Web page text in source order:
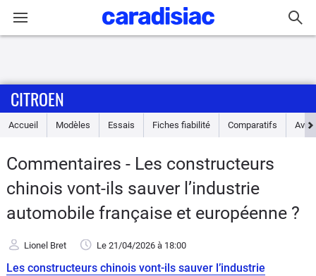
Accueil
Essais
Guide
d'achat
CITROEN
Accueil Modèles Essais Fiches fiabilité Comparatifs Avis
Commentaires - Les constructeurs
chinois vont-ils sauver l’industrie
automobile française et européenne ?
Lionel Bret Le 21/04/2026 à 18:00
Les constructeurs chinois vont-ils sauver l’industrie